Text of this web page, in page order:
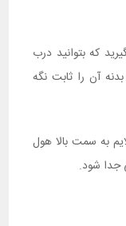
که بتوانید درب
آن را ثابت نگه
ملایم به سمت بالا هول
جدا شود.